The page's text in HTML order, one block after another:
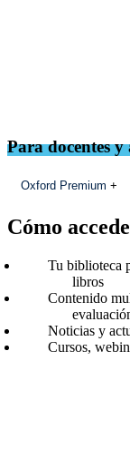
Para docentes
Oxford Premium +
Cómo
Tu biblioteca
libros
Contenido
Noticias y
Cursos,